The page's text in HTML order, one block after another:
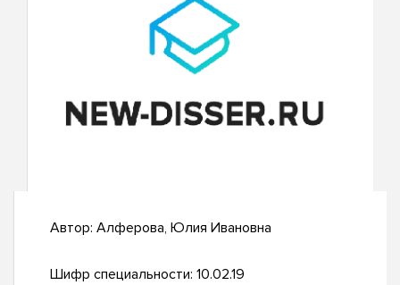
Автор: Алферова, Юлия Ивановна
Шифр специальности: 10.02.19